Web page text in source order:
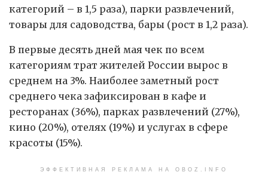
категорий – в 1,5 раза), парки развлечений,
товары для садоводства, бары (рост в 1,2 раза).
В первые десять дней мая чек по всем
категориям трат жителей России вырос в
среднем на 3%. Наиболее заметный рост
среднего чека зафиксирован в кафе и
ресторанах (36%), парках развлечений (27%),
кино (20%), отелях (19%) и услугах в сфере
красоты (15%).
ЭФФЕКТИВНАЯ РЕКЛАМА НА OBOZ.INFO